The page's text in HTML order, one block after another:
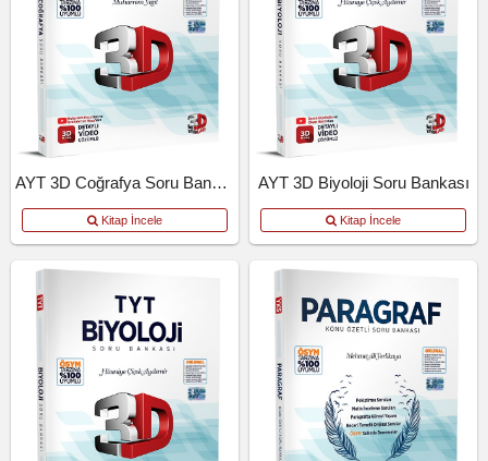
AYT 3D Coğrafya Soru Bankası
Kitap İncele
AYT 3D Biyoloji Soru Bankası
Kitap İncele